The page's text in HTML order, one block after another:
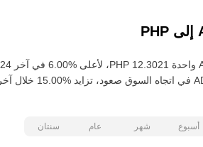
أسبوع شهر عام سنتان